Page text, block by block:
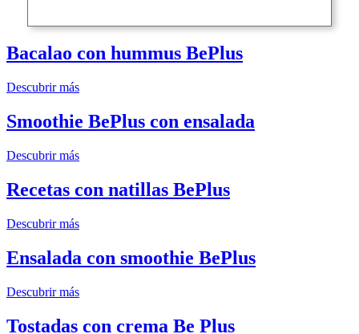
Bacalao con hummus BePlus
Descubrir más
Smoothie BePlus con ensalada
Descubrir más
Recetas con natillas BePlus
Descubrir más
Ensalada con smoothie BePlus
Descubrir más
Tostadas con crema Be Plus